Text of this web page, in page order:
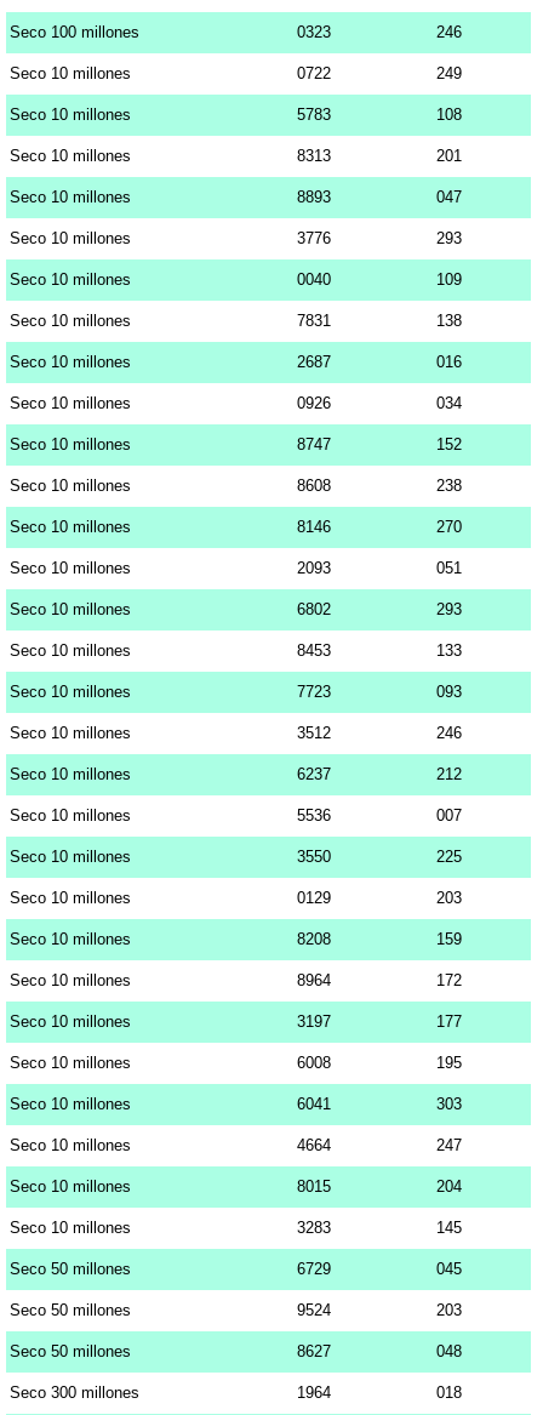
Seco 100 millones 0323 246
Seco 10 millones 0722 249
Seco 10 millones 5783 108
Seco 10 millones 8313 201
Seco 10 millones 8893 047
Seco 10 millones 3776 293
Seco 10 millones 0040 109
Seco 10 millones 7831 138
Seco 10 millones 2687 016
Seco 10 millones 0926 034
Seco 10 millones 8747 152
Seco 10 millones 8608 238
Seco 10 millones 8146 270
Seco 10 millones 2093 051
Seco 10 millones 6802 293
Seco 10 millones 8453 133
Seco 10 millones 7723 093
Seco 10 millones 3512 246
Seco 10 millones 6237 212
Seco 10 millones 5536 007
Seco 10 millones 3550 225
Seco 10 millones 0129 203
Seco 10 millones 8208 159
Seco 10 millones 8964 172
Seco 10 millones 3197 177
Seco 10 millones 6008 195
Seco 10 millones 6041 303
Seco 10 millones 4664 247
Seco 10 millones 8015 204
Seco 10 millones 3283 145
Seco 50 millones 6729 045
Seco 50 millones 9524 203
Seco 50 millones 8627 048
Seco 300 millones 1964 018